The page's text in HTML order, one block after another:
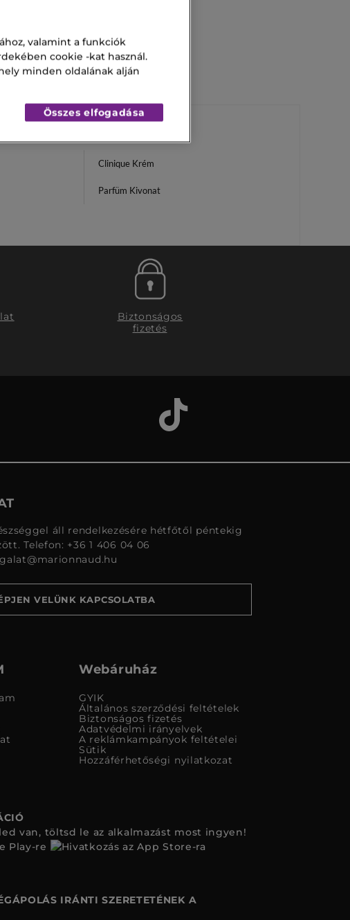
Clinique Krém
Parfüm Kivonat
Biztonságos
fizetés
áll rendelkezésére hétfőtől péntekig
Telefon: +36 1 406 04 06
VELÜNK KAPCSOLATBA
Webáruház
GYIK
Általános szerződési feltételek
Biztonságos fizetés
Adatvédelmi irányelvek
A reklámkampányok feltételei
Sütik
Hozzáférhetőségi nyilatkozat
van, töltsd le az alkalmazást most ingyen!
IRÁNTI SZERETETÉNEK A
valamint a funkciók
cookie -kat használ.
minden oldalának alján
Összes elfogadása